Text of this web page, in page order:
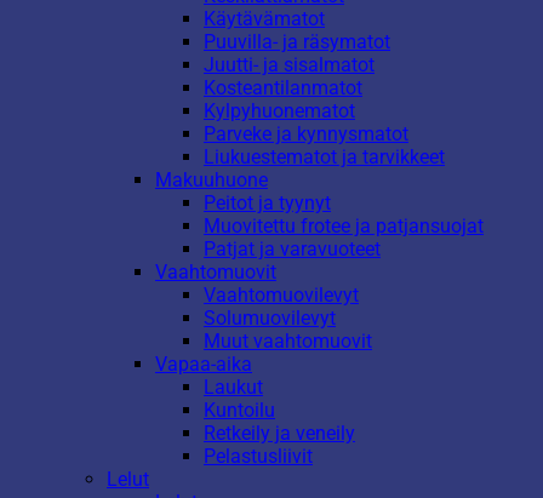
Käytävämatot
Puuvilla- ja räsymatot
Juutti- ja sisalmatot
Kosteantilanmatot
Kylpyhuonematot
Parveke ja kynnysmatot
Liukuestematot ja tarvikkeet
Makuuhuone
Peitot ja tyynyt
Muovitettu frotee ja patjansuojat
Patjat ja varavuoteet
Vaahtomuovit
Vaahtomuovilevyt
Solumuovilevyt
Muut vaahtomuovit
Vapaa-aika
Laukut
Kuntoilu
Retkeily ja veneily
Pelastusliivit
Lelut